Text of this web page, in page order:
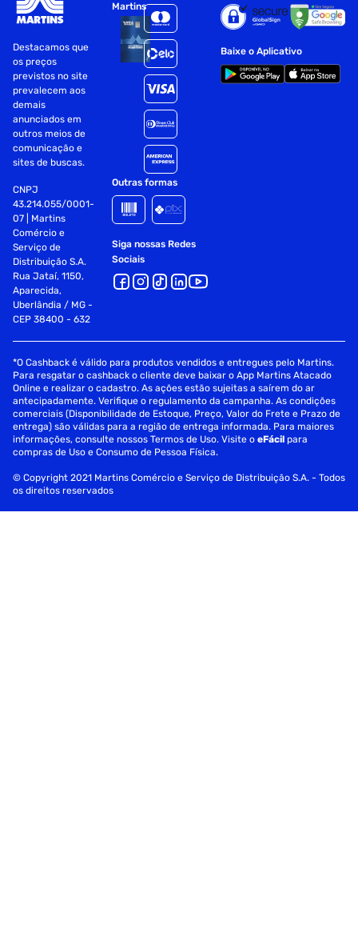
Destacamos que
os preços
previstos no site
prevalecem aos
demais
anunciados em
outros meios de
comunicação e
sites de buscas.
CNPJ
43.214.055/0001-
07 | Martins
Comércio e
Serviço de
Distribuição S.A.
Rua Jataí, 1150,
Aparecida,
Uberlândia / MG -
CEP 38400 - 632
Martins
Outras formas
Siga nossas Redes
Sociais
Baixe o Aplicativo
*O Cashback é válido para produtos vendidos e entregues pelo Martins.
Para resgatar o cashback o cliente deve baixar o App Martins Atacado
Online e realizar o cadastro. As ações estão sujeitas a saírem do ar
antecipadamente. Verifique o regulamento da campanha. As condições
comerciais (Disponibilidade de Estoque, Preço, Valor do Frete e Prazo de
entrega) são válidas para a região de entrega informada. Para maiores
informações, consulte nossos Termos de Uso. Visite oeFácil para
compras de Uso e Consumo de Pessoa Física.
© Copyright 2021 Martins Comércio e Serviço de Distribuição S.A. - Todos
os direitos reservados